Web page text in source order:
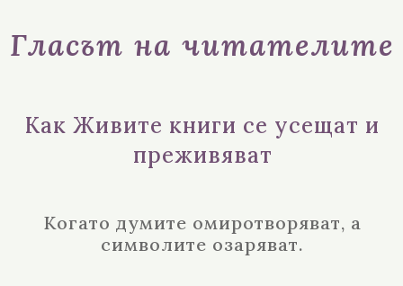
Гласът на читателите
Как Живите книги се усещат и
преживяват
Когато думите омиротворяват, а
символите озаряват.